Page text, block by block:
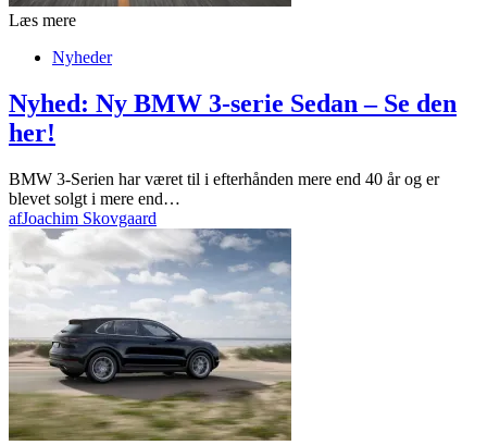
Læs mere
Nyheder
Nyhed: Ny BMW 3-serie Sedan – Se den
her!
BMW 3-Serien har været til i efterhånden mere end 40 år og er
blevet solgt i mere end…
afJoachim Skovgaard